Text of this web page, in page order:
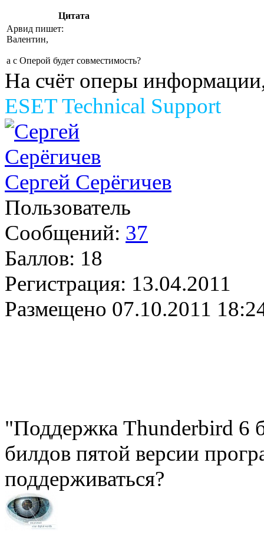
Цитата
Арвид пишет:
Валентин,
а с Оперой будет совместимость?
На счёт оперы
ESET Technical Support
Сергей Серёгичев
Пользователь
Сообщений: 37
Баллов: 18
Регистрация: 13.04.2011
Размещено 07.10.2011
"Поддержка Thunderbird 6
билдов пятой версии
поддерживаться?